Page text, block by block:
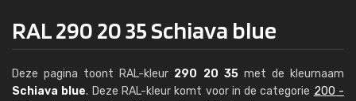
RAL 290 20 35 Schiava blue
Deze pagina toont RAL-kleur 290 20 35met de kleurnaam
Schiava blue. Deze RAL-kleur komt voor in de categorie 200 -